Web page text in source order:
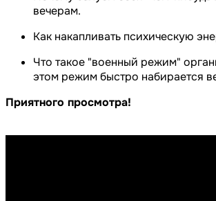
вечерам.
Как накапливать психическую
Что такое "военный режим"
этом режим быстро набирается
Приятного просмотра!